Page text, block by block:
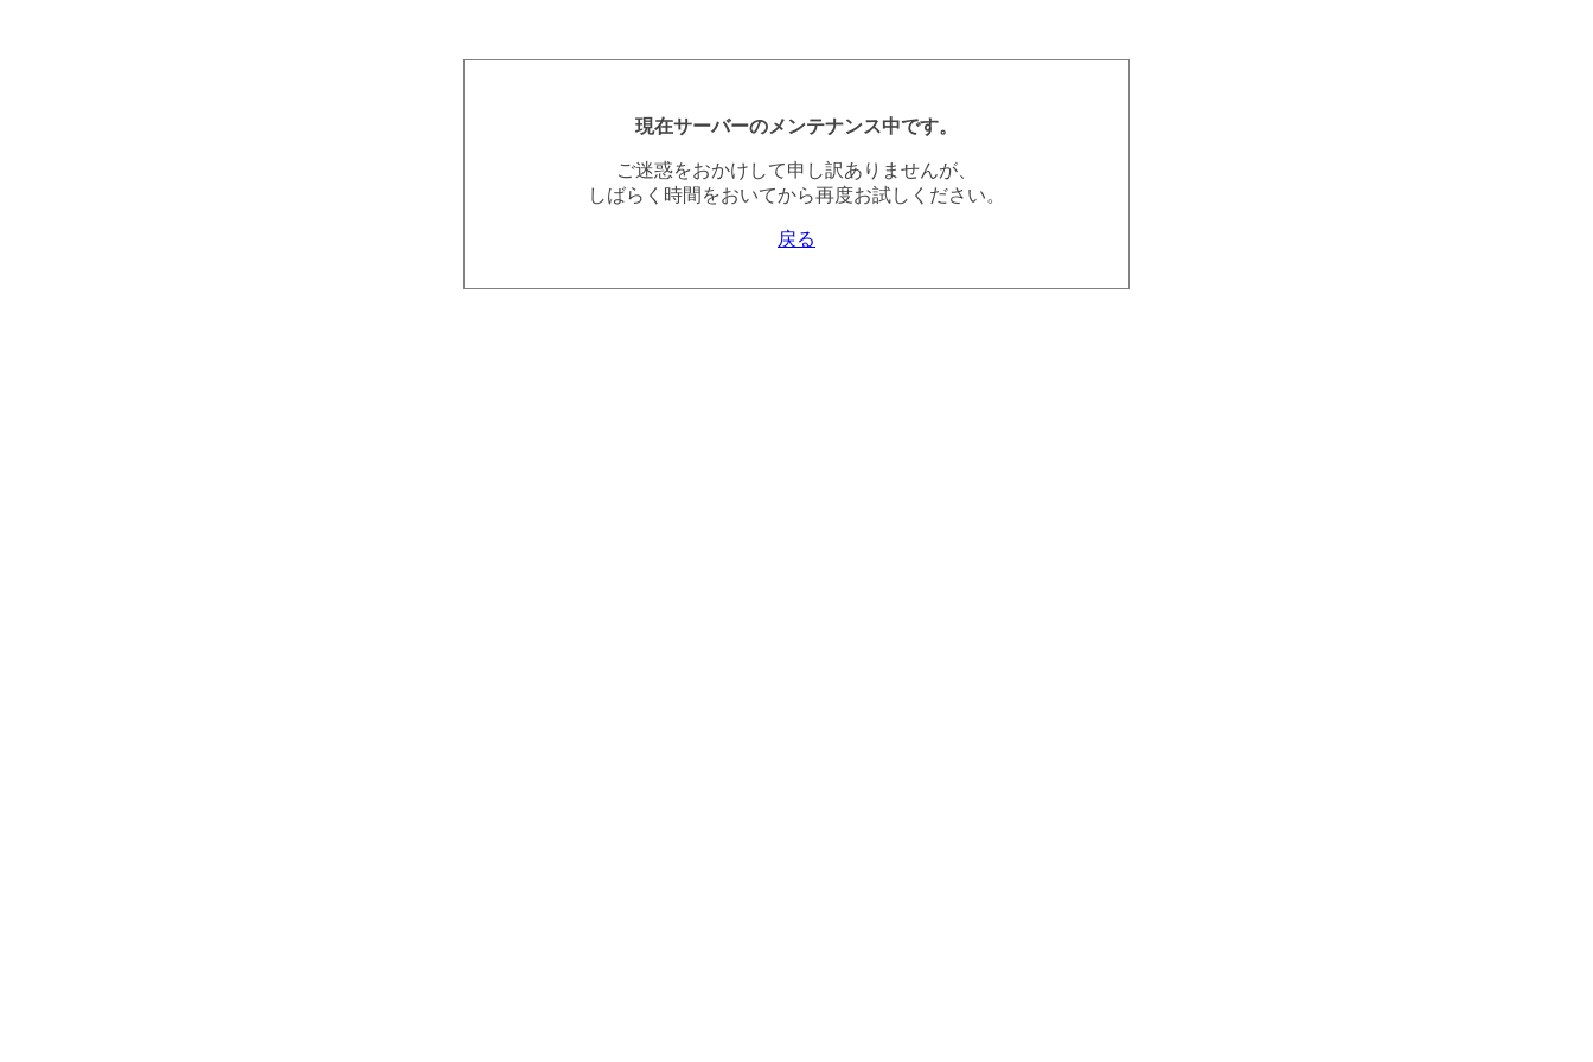
現在サーバーのメンテナンス中です。
ご迷惑をおかけして申し訳ありませんが、
しばらく時間をおいてから再度お試しください。
戻る